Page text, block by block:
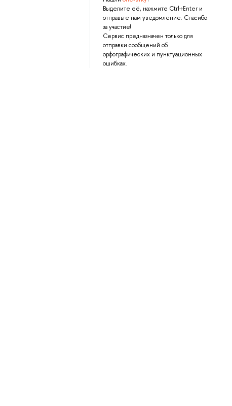
Выделите её, нажмите Ctrl+Enter и
отправьте нам уведомление. Спасибо
за участие!
Сервис предназначен только для
отправки сообщений об
орфографических и пунктуационных
ошибках.